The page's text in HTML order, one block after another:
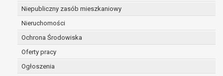
Niepubliczny zasób mieszkaniowy
Nieruchomości
Ochrona Środowiska
Oferty pracy
Ogłoszenia
Pani/Panu:
prawo dostępu do treści danych oraz
otrzymywania ich kopii na podstawie art. 15
RODO;
podstawie art. 16 RODO,